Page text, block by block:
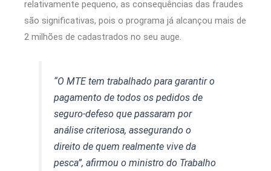
relativamente pequeno, as consequências das fraudes
são significativas, pois o programa já alcançou mais de
2 milhões de cadastrados no seu auge.
“O MTE tem trabalhado para garantir o
pagamento de todos os pedidos de
seguro-defeso que passaram por
análise criteriosa, assegurando o
direito de quem realmente vive da
pesca”, afirmou o ministro do Trabalho